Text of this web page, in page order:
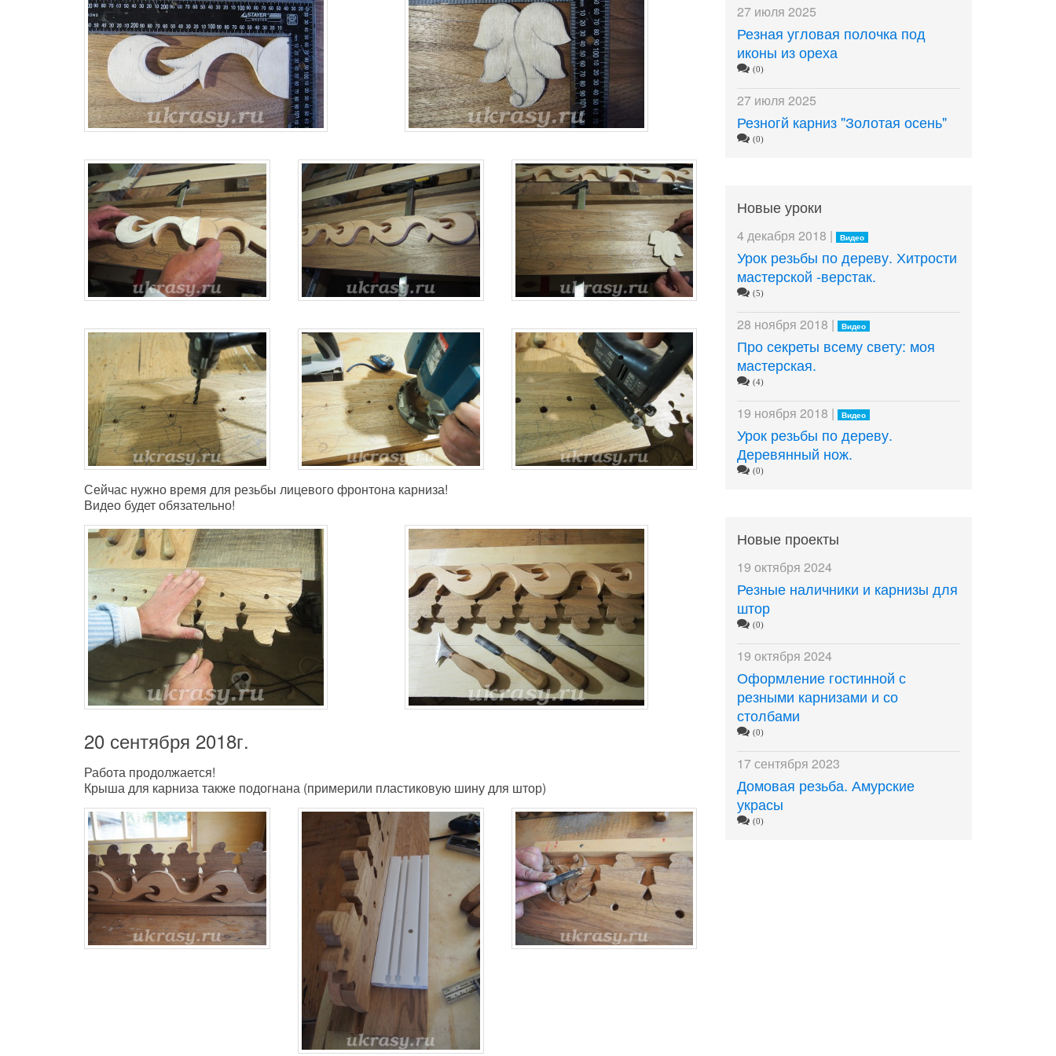
Сейчас нужно время для резьбы лицевого фронтона карниза!
Видео будет обязательно!
20 сентября 2018г.
Работа продолжается!
Крыша для карниза также подогнана (примерили пластиковую шину для штор)
27 июля 2025
Резная угловая полочка под
иконы из ореха
(0)
27 июля 2025
Резногй карниз "Золотая осень"
(0)
Новые уроки
4 декабря 2018 | Видео
Урок резьбы по дереву. Хитрости
мастерской -верстак.
(5)
28 ноября 2018 | Видео
Про секреты всему свету: моя
мастерская.
(4)
19 ноября 2018 | Видео
Урок резьбы по дереву.
Деревянный нож.
(0)
Новые проекты
19 октября 2024
Резные наличники и карнизы для
штор
(0)
19 октября 2024
Оформление гостинной с
резными карнизами и со
столбами
(0)
17 сентября 2023
Домовая резьба. Амурские
украсы
(0)